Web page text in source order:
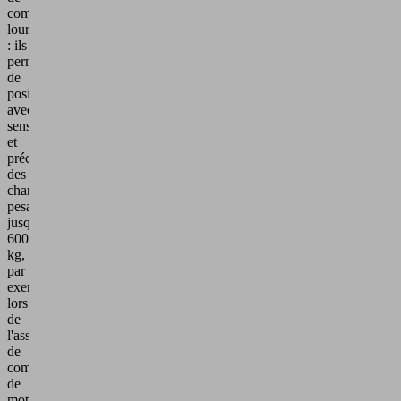
composants
lourds
: ils
permettent
de
positionner
avec
sensibilité
et
précision
des
charges
pesant
jusqu'à
600
kg,
par
exemple
lors
de
l'assemblage
de
composants
de